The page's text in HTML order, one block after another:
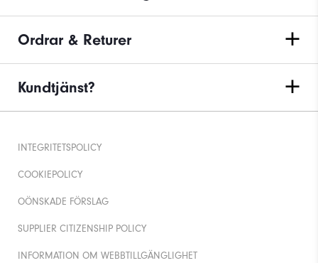
Ordrar & Returer
Kundtjänst?
INTEGRITETSPOLICY
COOKIEPOLICY
OÖNSKADE FÖRSLAG
SUPPLIER CITIZENSHIP POLICY
INFORMATION OM WEBBTILLGÄNGLIGHET